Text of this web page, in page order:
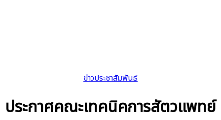
ข่าวประชาสัมพันธ์
ประกาศคณะเทคนิคการสัตวแพทย์